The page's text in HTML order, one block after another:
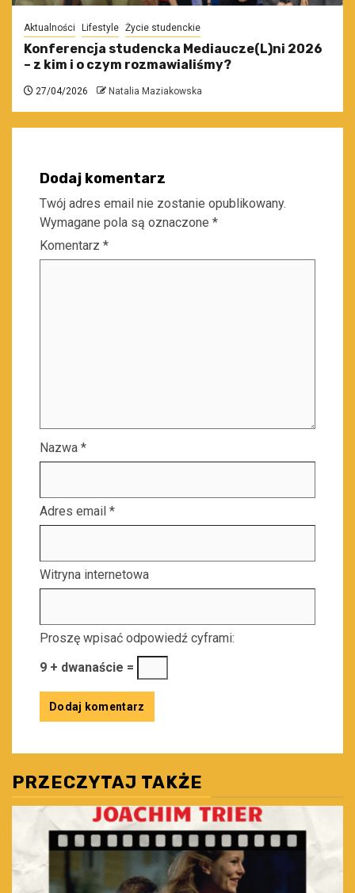
Aktualności Lifestyle Życie studenckie
Konferencja studencka Mediaucze(L)ni 2026
– z kim i o czym rozmawialiśmy?
27/04/2026 Natalia Maziakowska
Dodaj komentarz
Twój adres email nie zostanie opublikowany.
Wymagane pola są oznaczone *
Komentarz *
Nazwa *
Adres email *
Witryna internetowa
Proszę wpisać odpowiedź cyframi:
9 + dwanaście =
PRZECZYTAJ TAKŻE